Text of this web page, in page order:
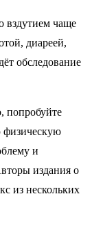
вздутием чаще
диареей,
обследование
попробуйте
физическую
и
издания о
из нескольких